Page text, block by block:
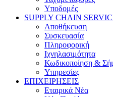
Υποδομές
SUPPLY CHAIN
Αποθήκευση
Συσκευασία
Πληροφορική
Ιχνηλασιμότητα
Κωδικοποίηση &
Υπηρεσίες
ΕΠΙΧΕΙΡΗΣΕΙΣ
Εταιρικά Νέα